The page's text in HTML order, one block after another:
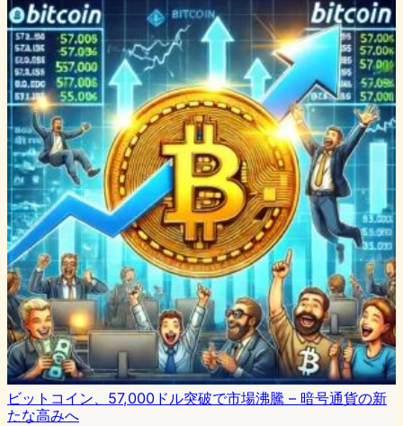
ビットコイン、57,000ドル突破で市場沸騰 – 暗号通貨の新
たな高みへ